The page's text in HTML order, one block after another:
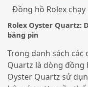
Đồng hồ Rolex
Rolex Oyster Quartz:
bằng pin
Trong danh sách các
Quartz là dòng đồng
Oyster Quartz sử